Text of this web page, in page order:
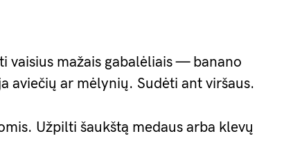
vaisius mažais gabalėliais — banano
aviečių ar mėlynių. Sudėti ant viršaus.
Užpilti šaukštą medaus arba klevų